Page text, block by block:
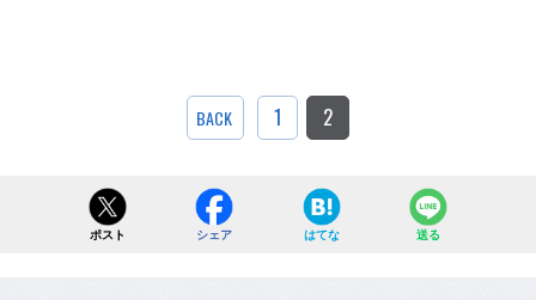
BACK 1 2
ポスト シェア はてな 送る